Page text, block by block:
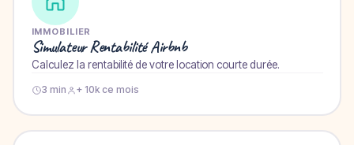
IMMOBILIER
Simulateur Rentabilité Airbnb
Calculez la rentabilité de votre location courte durée.
3 min + 10k ce mois